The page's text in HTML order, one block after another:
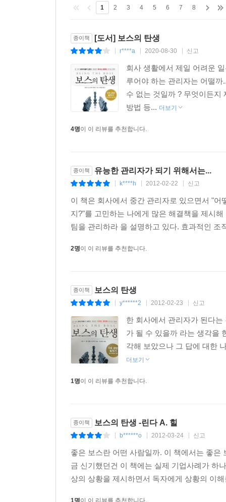
1 2 3 4 5 6 7 8
종이책 [도서] 보스의 탄생
r****a 2020-08-30 신고
회사 생활에서 제일 어려운
루어야 하는 관리자는 어떨
수 없는 것일까 ? 무엇이든지
방법 등... 더보기
4명이 이 리뷰를 추천합니다.
종이책 유능한 관리자가 되기 위해서는...
k****h 2012-02-22 신고
이 책은 회사에서 중간 관리자로 있으면서 "
지?"를 고민하는 나에게 많은 해결책을 제시
팀을 관리하라 을 설명하고 있다. 효과적인
2명이 이 리뷰를 추천합니다.
종이책 보스의 탄생
y******2 2012-02-23 신고
한 회사에서 관리자가 된다
가 될 수 있을까 라는 생각을
각해 보았으나 그 답에 대한
더보기
1명이 이 리뷰를 추천합니다.
종이책 보스의 탄생 -린다 A. 힐
b******o 2012-03-24 신고
좋은 보스란 어떤 사람일까. 이 책에서는 좋
금 신기했던건 이 책에는 실제 기업사례가 하
상의 상황을 제시하면서 독자에게 상황의 이
1명이 이 리뷰를 추천합니다.